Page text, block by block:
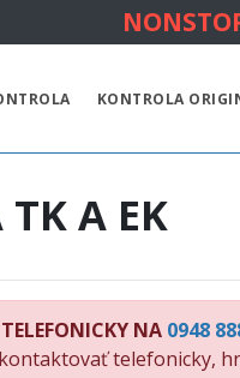
KONTROLA
TK A EK
NA 0948
telefonicky,